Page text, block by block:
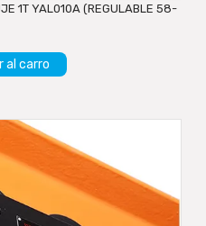
1T YAL010A (REGULABLE 58-
al carro